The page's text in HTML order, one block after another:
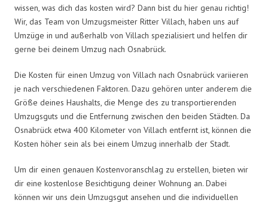
wissen, was dich das kosten wird? Dann bist du hier genau richtig!
Wir, das Team von Umzugsmeister Ritter Villach, haben uns auf
Umzüge in und außerhalb von Villach spezialisiert und helfen dir
gerne bei deinem Umzug nach Osnabrück.
Die Kosten für einen Umzug von Villach nach Osnabrück variieren
je nach verschiedenen Faktoren. Dazu gehören unter anderem die
Größe deines Haushalts, die Menge des zu transportierenden
Umzugsguts und die Entfernung zwischen den beiden Städten. Da
Osnabrück etwa 400 Kilometer von Villach entfernt ist, können die
Kosten höher sein als bei einem Umzug innerhalb der Stadt.
Um dir einen genauen Kostenvoranschlag zu erstellen, bieten wir
dir eine kostenlose Besichtigung deiner Wohnung an. Dabei
können wir uns dein Umzugsgut ansehen und die individuellen